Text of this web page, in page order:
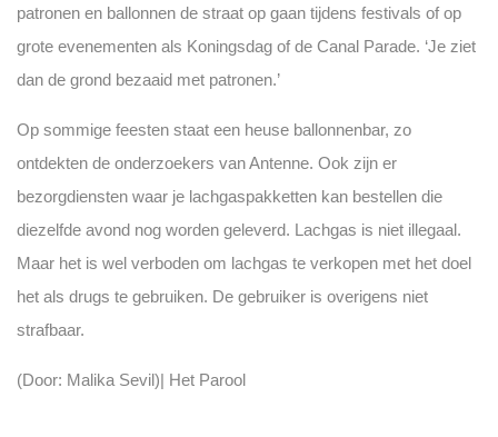
patronen en ballonnen de straat op gaan tijdens festivals of op
grote evenementen als Koningsdag of de Canal Parade. ‘Je ziet
dan de grond bezaaid met patronen.’
Op sommige feesten staat een heuse ballonnenbar, zo
ontdekten de onderzoekers van Antenne. Ook zijn er
bezorgdiensten waar je lachgaspakketten kan bestellen die
diezelfde avond nog worden geleverd. Lachgas is niet illegaal.
Maar het is wel verboden om lachgas te verkopen met het doel
het als drugs te gebruiken. De gebruiker is overigens niet
strafbaar.
(Door: Malika Sevil)| Het Parool